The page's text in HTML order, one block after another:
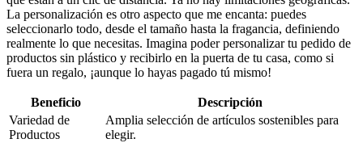
La personalización es otro aspecto que me encanta: puedes
seleccionarlo todo, desde el tamaño hasta la fragancia, definiendo
realmente lo que necesitas. Imagina poder personalizar tu pedido de
productos sin plástico y recibirlo en la puerta de tu casa, como si
fuera un regalo, ¡aunque lo hayas pagado tú mismo!
Beneficio
Descripción
Variedad de
Productos
Amplia selección de artículos sostenibles para
elegir.